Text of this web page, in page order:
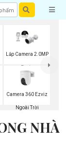
Lắp Camera 2.0MP
Ezviz
Camera 360 Ezviz
Ngoài Trời
NHÀ